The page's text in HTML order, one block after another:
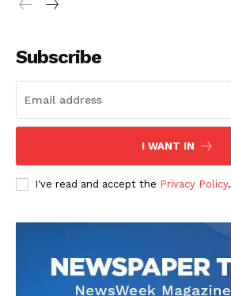
Subscribe
I WANT IN
I've read and accept the Privacy Policy.